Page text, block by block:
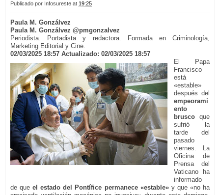
Publicado por Infosureste at 19:25
Paula M. Gonzálvez
Paula M. Gonzálvez @pmgonzalvez
Periodista. Portadista y redactora. Formada en Criminología,
Marketing Editorial y Cine.
02/03/2025 18:57 Actualizado: 02/03/2025 18:57
El Papa
Francisco
está
«estable»
después del
empeorami
ento
bruscoque
sufrió la
tarde del
pasado
viernes. La
Oficina de
Prensa del
Vaticano ha
informado
de queel estado del Pontífice permanece «estable»y que «no ha